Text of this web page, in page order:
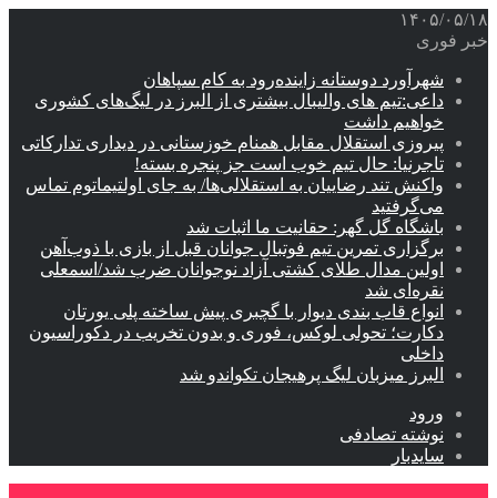
۱۴۰۵/۰۵/۱۸
خبر فوری
شهرآورد دوستانه زاینده‌رود به کام سپاهان
داعی:تیم های والیبال بیشتری از البرز در لیگ‌های کشوری
خواهیم داشت
پیروزی استقلال مقابل همنام خوزستانی در دیداری تدارکاتی
تاجرنیا: حال تیم خوب است جز پنجره بسته!
واکنش تند رضاییان به استقلالی‌ها/ به جای اولتیماتوم تماس
می‌گرفتید
باشگاه گل گهر: حقانیت ما اثبات شد
برگزاری تمرین تیم فوتبال جوانان قبل از بازی با ذوب‌آهن
اولین مدال طلای کشتی آزاد نوجوانان ضرب شد/اسمعلی
نقره‌ای شد
انواع قاب بندی دیوار با گچبری پیش ساخته پلی یورتان
دکارت؛ تحولی لوکس، فوری و بدون تخریب در دکوراسیون
داخلی
البرز میزبان لیگ پرهیجان تکواندو شد
ورود
نوشته تصادفی
سایدبار